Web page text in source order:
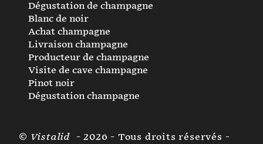
Dégustation de champagne
Blanc de noir
Achat champagne
Livraison champagne
Producteur de champagne
Visite de cave champagne
Pinot noir
Dégustation champagne
© Vistalid - 2026 - Tous droits réservés -